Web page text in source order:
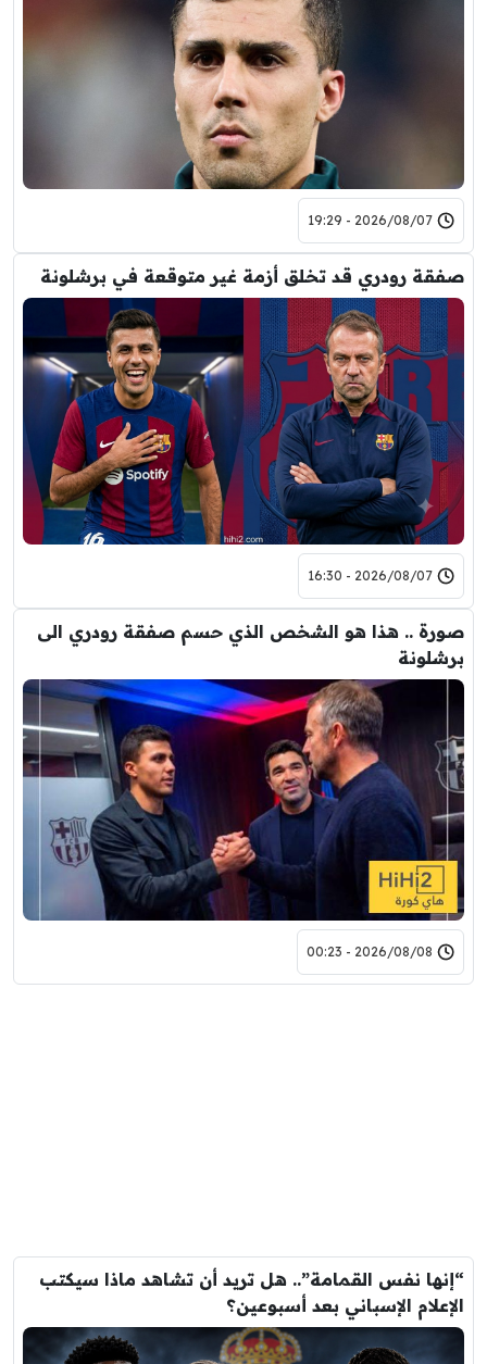
2026/08/07 - 19:29
صفقة رودري قد تخلق أزمة غير متوقعة في برشلونة
2026/08/07 - 16:30
صورة .. هذا هو الشخص الذي حسم صفقة رودري الى
برشلونة
2026/08/08 - 00:23
“إنها نفس القمامة”.. هل تريد أن تشاهد ماذا سيكتب
الإعلام الإسباني بعد أسبوعين؟